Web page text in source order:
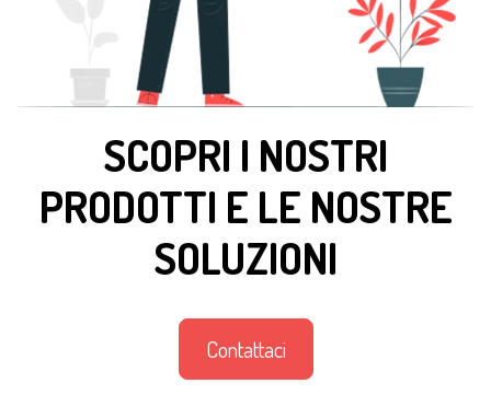
SCOPRI I NOSTRI
PRODOTTI E LE NOSTRE
SOLUZIONI
Contattaci